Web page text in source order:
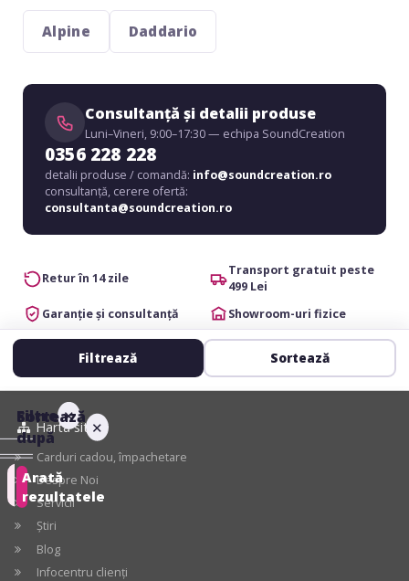
Alpine Daddario
Consultanță și detalii produse
Luni–Vineri, 9:00–17:30 — echipa SoundCreation
0356 228 228
detalii produse / comandă: info@soundcreation.ro
consultanță, cerere ofertă:
consultanta@soundcreation.ro
Retur în 14 zile
Transport gratuit peste
499 Lei
Garanție și consultanță
Showroom-uri fizice
Filtrează Sortează
Filtre ✕
Arată
rezultatele
Sortează
după
✕
Recomandate
Preț
crescător
Harta site
Carduri cadou, împachetare
Despre Noi
Servicii
Știri
Blog
Infocentru clienți